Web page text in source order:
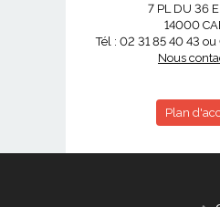
7 PL DU 36
14000
Tél : 02 31 85 40 43
Nous
Plan